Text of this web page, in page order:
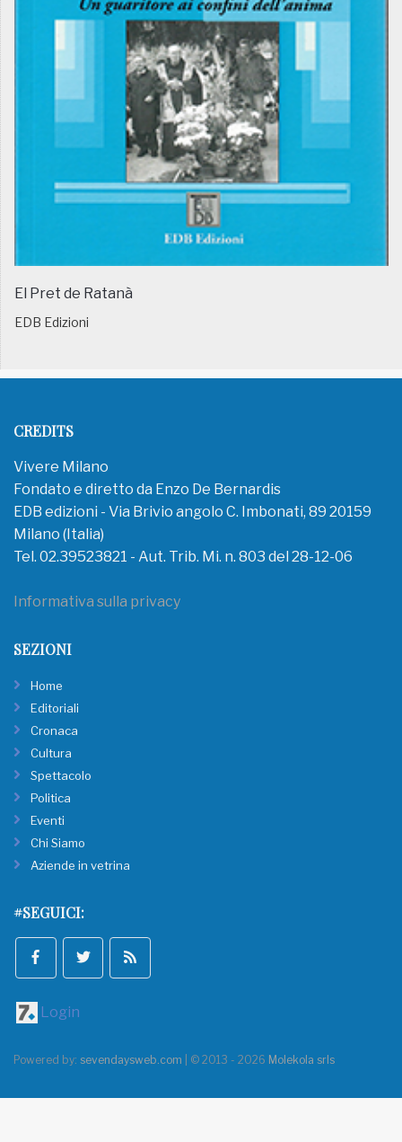
El Pret de Ratanà
EDB Edizioni
CREDITS
Vivere Milano
Fondato e diretto da Enzo De Bernardis
EDB edizioni - Via Brivio angolo C. Imbonati, 89 20159
Milano (Italia)
Tel. 02.39523821 - Aut. Trib. Mi. n. 803 del 28-12-06
Informativa sulla privacy
SEZIONI
Home
Editoriali
Cronaca
Cultura
Spettacolo
Politica
Eventi
Chi Siamo
Aziende in vetrina
#SEGUICI:
Login
Powered by: sevendaysweb.com | © 2013 - 2026 Molekola srls